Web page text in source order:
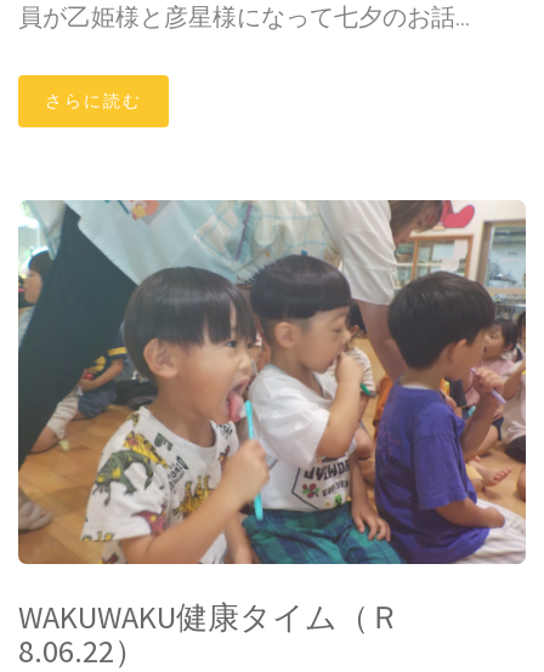
員が乙姫様と彦星様になって七夕のお話...
さらに読む
WAKUWAKU健康タイム（Ｒ
8.06.22）